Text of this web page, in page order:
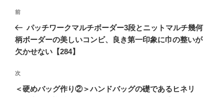
投
ナ
ビ
ー
シ
前
の
投
稿
前
パッチワークマルチボーダー3段とニットマルチ幾何
柄ボーダーの美しいコンビ、良き第一印象に巾の整いが
欠かせない【284】
次
の
次
＜硬めバッグ作り②＞ハンドバッグの礎であるヒネリ